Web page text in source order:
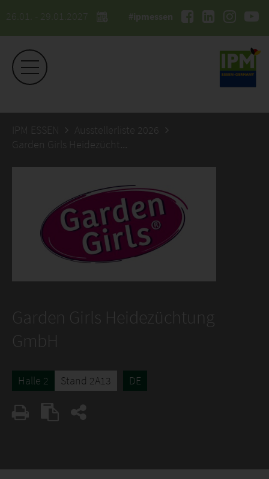
26.01. - 29.01.2027 #ipmessen
IPM ESSEN
Ausstellerliste 2026
Garden Girls Heidezüchtung GmbH
Garden Girls Heidezüchtung
GmbH
Halle 2 Stand 2A13 DE